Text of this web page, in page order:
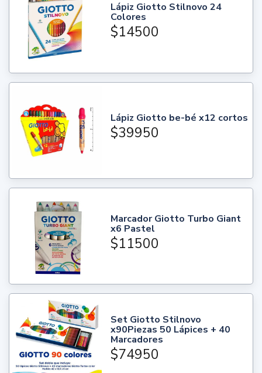
Lápiz Giotto Stilnovo 24
Colores
$14500
Lápiz Giotto be-bé x12 cortos
$39950
Marcador Giotto Turbo Giant
x6 Pastel
$11500
Set Giotto Stilnovo
x90Piezas 50 Lápices + 40
Marcadores
$74950